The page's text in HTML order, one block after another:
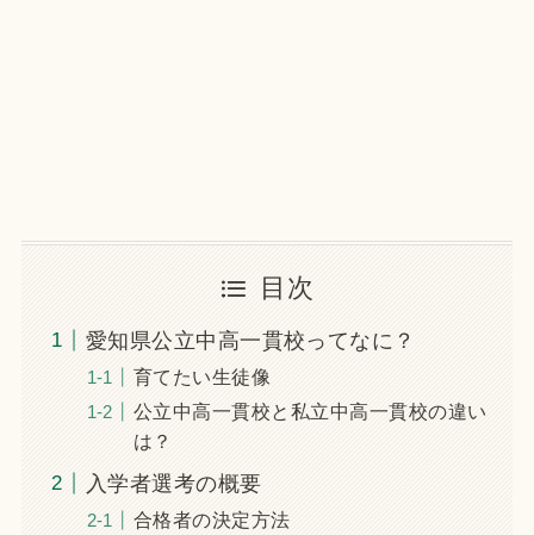
目次
愛知県公立中高一貫校ってなに？
育てたい生徒像
公立中高一貫校と私立中高一貫校の違い
は？
入学者選考の概要
合格者の決定方法